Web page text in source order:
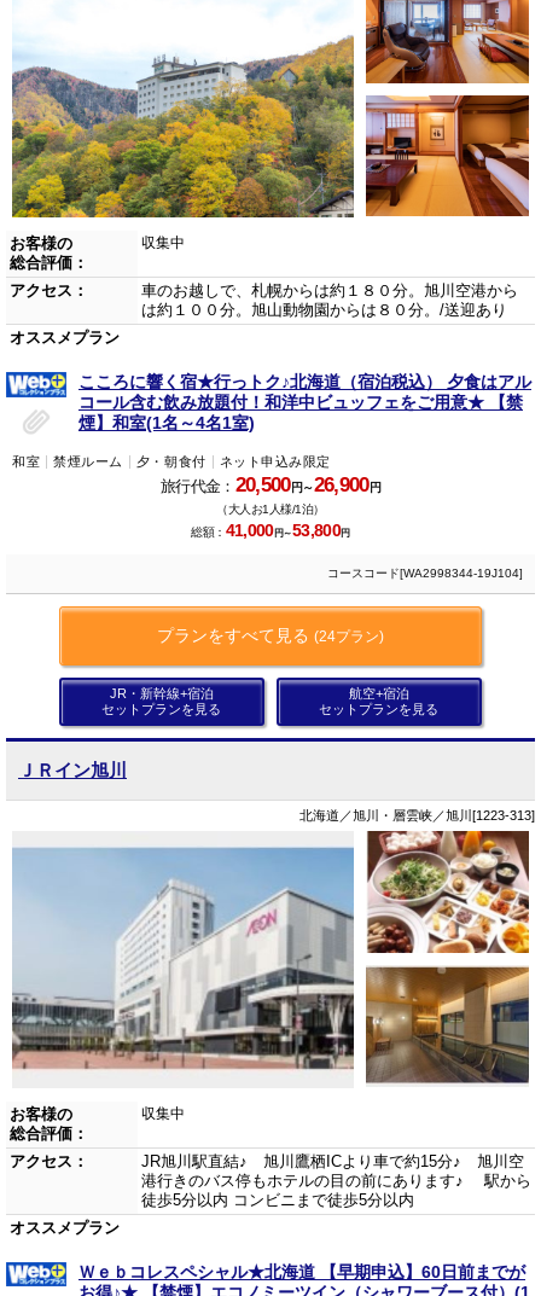
お客様の
総合評価：
収集中
アクセス：
車のお越しで、札幌からは約１８０分。旭川空港から
は約１００分。旭山動物園からは８０分。/送迎あり
オススメプラン
こころに響く宿★行っトク♪北海道（宿泊税込） 夕食はアル
コール含む飲み放題付！和洋中ビュッフェをご用意★ 【禁
煙】和室(1名～4名1室)
和室 禁煙ルーム 夕・朝食付 ネット申込み限定
旅行代金： 20,500円～26,900円
（大人お1人様/1泊）
総額： 41,000円～53,800円
コースコード[WA2998344-19J104]
プランをすべて見る (24プラン)
JR・新幹線+宿泊
セットプランを見る
航空+宿泊
セットプランを見る
ＪＲイン旭川
北海道／旭川・層雲峡／旭川[1223-313]
お客様の
総合評価：
収集中
アクセス：
JR旭川駅直結♪ 旭川鷹栖ICより車で約15分♪ 旭川空
港行きのバス停もホテルの目の前にあります♪ 駅から
徒歩5分以内 コンビニまで徒歩5分以内
オススメプラン
Ｗｅｂコレスペシャル★北海道 【早期申込】60日前までが
お得♪★ 【禁煙】エコノミーツイン（シャワーブース付）(1